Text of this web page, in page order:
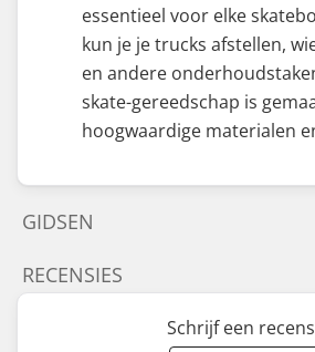
essentieel voor elke
kun je je trucks afstellen,
en andere
skate-gereedschap is
hoogwaardige materialen
GIDSEN
RECENSIES
Schrijf een